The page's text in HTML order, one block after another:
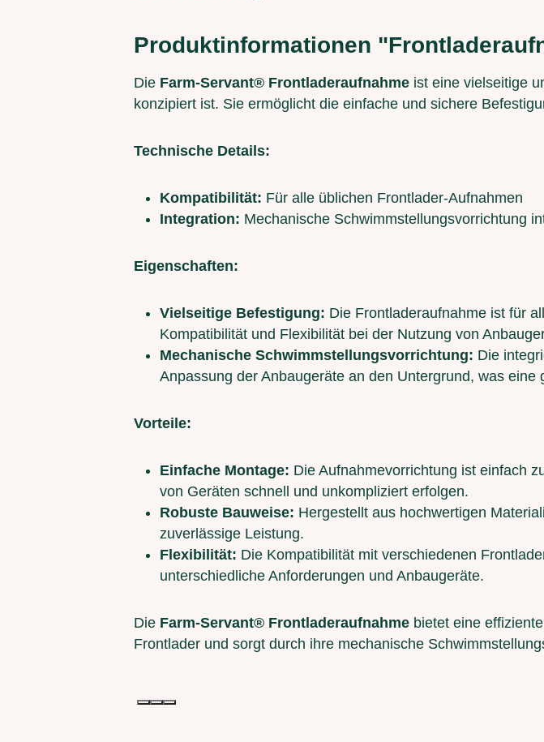
Produktinformationen
Die Farm-Servant® Frontladeraufnahme ist eine vielseitige
konzipiert ist. Sie ermöglicht die einfache und sichere
Technische Details:
Kompatibilität: Für alle üblichen Frontlader-Aufnahmen
Integration: Mechanische Schwimmstellungsvorrichtung
Eigenschaften:
Vielseitige Befestigung: Die Frontladeraufnahme ist für
Kompatibilität und Flexibilität bei der Nutzung von
Mechanische Schwimmstellungsvorrichtung: Die
Anpassung der Anbaugeräte an den Untergrund, was
Vorteile:
Einfache Montage: Die Aufnahmevorrichtung ist einfach
von Geräten schnell und unkompliziert erfolgen.
Robuste Bauweise: Hergestellt aus hochwertigen
zuverlässige Leistung.
Flexibilität: Die Kompatibilität mit verschiedenen
unterschiedliche Anforderungen und Anbaugeräte.
Die Farm-Servant® Frontladeraufnahme bietet eine
Frontlader und sorgt durch ihre mechanische